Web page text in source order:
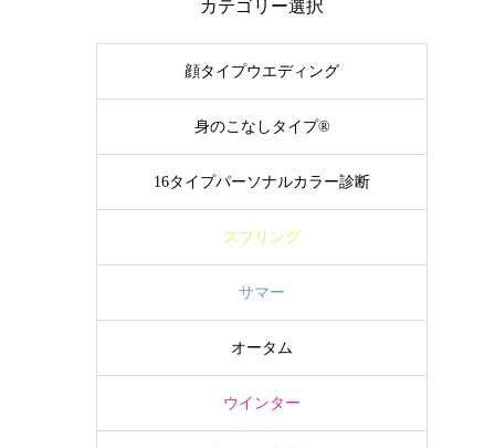
カテゴリー選択
顔タイプウエディング
身のこなしタイプ®
16タイプパーソナルカラー診断
スプリング
サマー
オータム
ウインター